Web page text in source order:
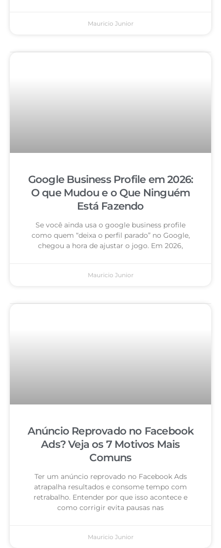
Mauricio Junior
Google Business Profile em 2026:
O que Mudou e o Que Ninguém
Está Fazendo
Se você ainda usa o google business profile
como quem “deixa o perfil parado” no Google,
chegou a hora de ajustar o jogo. Em 2026,
Mauricio Junior
Anúncio Reprovado no Facebook
Ads? Veja os 7 Motivos Mais
Comuns
Ter um anúncio reprovado no Facebook Ads
atrapalha resultados e consome tempo com
retrabalho. Entender por que isso acontece e
como corrigir evita pausas nas
Mauricio Junior